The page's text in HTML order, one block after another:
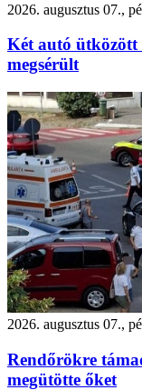
2026. augusztus 07.,
Két autó ütközött
megsérült
2026. augusztus 07.,
Rendőrökre
megütötte őket